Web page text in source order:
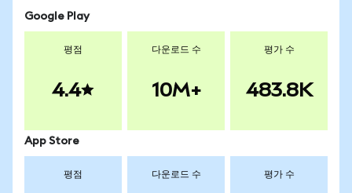
Google Play
평점
4.4
다운로드 수
10M+
평가 수
483.8K
App Store
평점 다운로드 수 평가 수